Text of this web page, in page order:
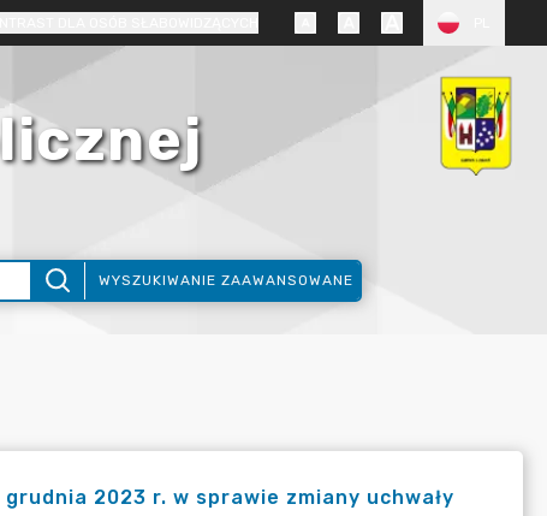
WYSZUKIWANIE ZAAWANSOWANE
2023 r. w sprawie zmiany uchwały